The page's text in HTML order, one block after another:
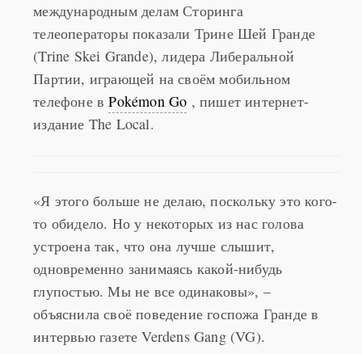
международным делам Сторинга
телеоператоры показали Трине Шей Гранде
(Trine Skei Grande), лидера Либеральной
Партии, играющей на своём мобильном
телефоне вPokémon Go , пишет интернет-
издание The Local.
«Я этого больше не делаю, поскольку это кого-
то обидело. Но у некоторых из нас голова
устроена так, что она лучше слышит,
одновременно занимаясь какой-нибудь
глупостью. Мы не все одинаковы», –
объяснила своё поведение госпожа Гранде в
интервью газете Verdens Gang (VG).